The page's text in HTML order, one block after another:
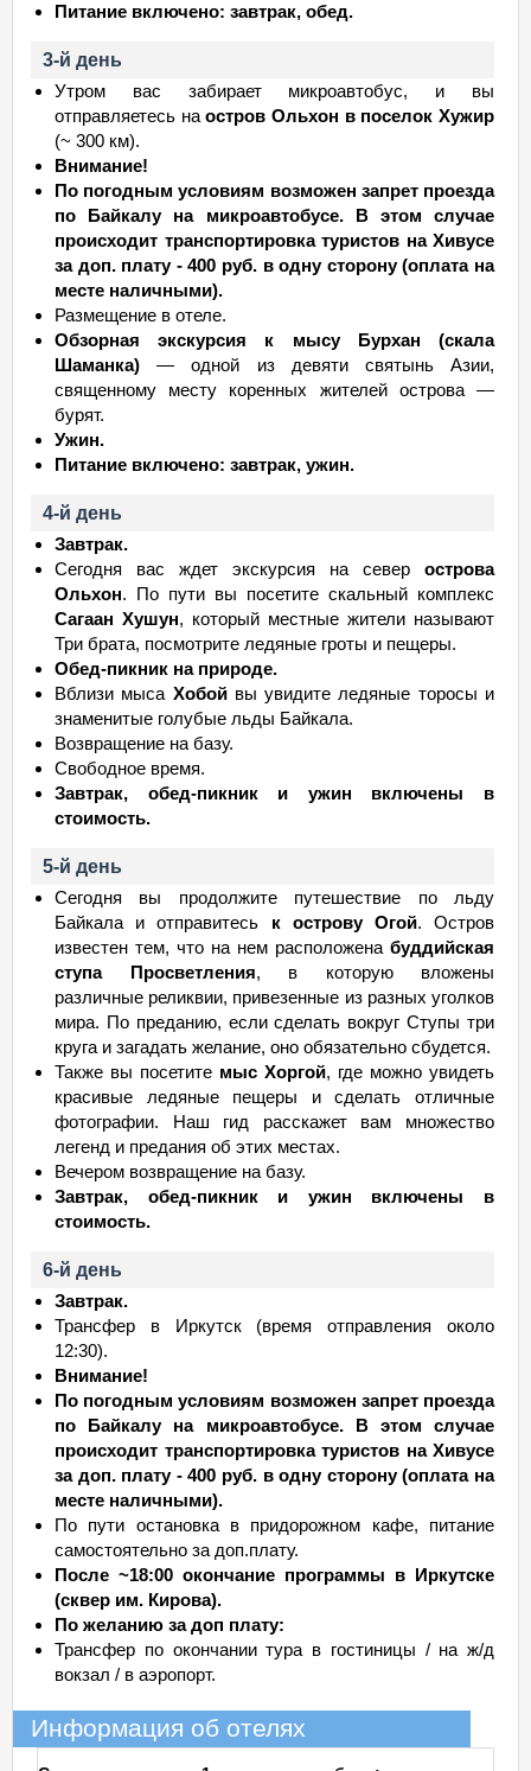
Питание включено: завтрак, обед.
3-й день
Утром вас забирает микроавтобус, и вы
отправляетесь наостров Ольхон в поселок Хужир
(~ 300 км).
Внимание!
По погодным условиям возможен запрет проезда
по Байкалу на микроавтобусе. В этом случае
происходит транспортировка туристов на Хивусе
за доп. плату - 400 руб. в одну сторону (оплата на
месте наличными).
Размещение в отеле.
Обзорная экскурсия к мысу Бурхан (скала
Шаманка) — одной из девяти святынь Азии,
священному месту коренных жителей острова —
бурят.
Ужин.
Питание включено: завтрак, ужин.
4-й день
Завтрак.
Сегодня вас ждет экскурсия на север острова
Ольхон. По пути вы посетите скальный комплекс
Сагаан Хушун, который местные жители называют
Три брата, посмотрите ледяные гроты и пещеры.
Обед-пикник на природе.
Вблизи мыса Хобойвы увидите ледяные торосы и
знаменитые голубые льды Байкала.
Возвращение на базу.
Свободное время.
Завтрак, обед-пикник и ужин включены в
стоимость.
5-й день
Сегодня вы продолжите путешествие по льду
Байкала и отправитесь к острову Огой. Остров
известен тем, что на нем расположена буддийская
ступа Просветления, в которую вложены
различные реликвии, привезенные из разных уголков
мира. По преданию, если сделать вокруг Ступы три
круга и загадать желание, оно обязательно сбудется.
Также вы посетите мыс Хоргой, где можно увидеть
красивые ледяные пещеры и сделать отличные
фотографии. Наш гид расскажет вам множество
легенд и предания об этих местах.
Вечером возвращение на базу.
Завтрак, обед-пикник и ужин включены в
стоимость.
6-й день
Завтрак.
Трансфер в Иркутск (время отправления около
12:30).
Внимание!
По погодным условиям возможен запрет проезда
по Байкалу на микроавтобусе. В этом случае
происходит транспортировка туристов на Хивусе
за доп. плату - 400 руб. в одну сторону (оплата на
месте наличными).
По пути остановка в придорожном кафе, питание
самостоятельно за доп.плату.
После ~18:00 окончание программы в Иркутске
(сквер им. Кирова).
По желанию за доп плату:
Трансфер по окончании тура в гостиницы / на ж/д
вокзал / в аэропорт.
Информация об отелях